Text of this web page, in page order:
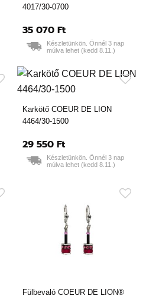
4017/30-0700
35 070 Ft
Készletünkön. Önnél 3 nap
múlva lehet (kedd 8.11.)
Karkötő COEUR DE LION
4464/30-1500
29 550 Ft
Készletünkön. Önnél 3 nap
múlva lehet (kedd 8.11.)
Fülbevaló COEUR DE LION®